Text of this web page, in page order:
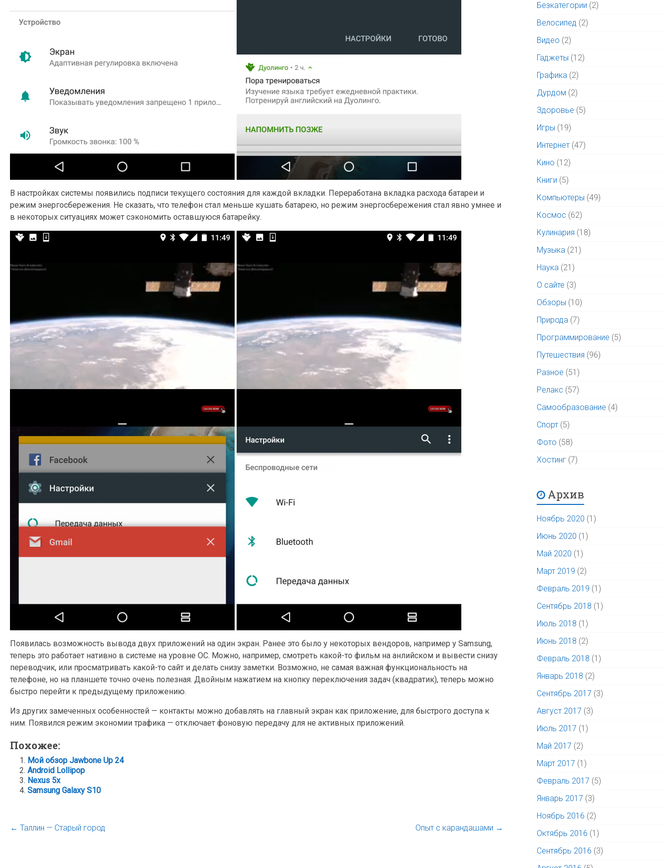
В настройках системы появились подписи текущего состояния для каждой вкладки. Переработана вкладка расхода батареи и
режим энергосбережения. Не сказать, что телефон стал меньше кушать батарею, но режим энергосбережения стал явно умнее и
в некоторых ситуациях может сэкономить оставшуюся батарейку.
Появилась возможность вывода двух приложений на один экран. Ранее это было у некоторых вендоров, например у Samsung,
теперь это работает нативно в системе на уровне ОС. Можно, например, смотреть какой-то фильм на анлийском и вывести снизу
переводчик, или просматривать какой-то сайт и делать снизу заметки. Возможно, не самая важная функциональность на
телефоне, но на планшете точно очень полезная. Двойным нажатием на кнопку переключения задач (квадратик), теперь можно
быстро перейти к предыдущему приложению.
Из других замеченных особенностей — контакты можно добавлять на главный экран как приложение, для быстрого доступа к
ним. Появился режим экономии трафика — отключает фоновую передачу для не активных приложений.
Похожее:
Мой обзор Jawbone Up 24
Android Lollipop
Nexus 5x
Samsung Galaxy S10
← Таллин — Старый город Опыт с карандашами →
Безкатегории (2)
Велосипед (2)
Видео (2)
Гаджеты (12)
Графика (2)
Дурдом (2)
Здоровье (5)
Игры (19)
Интернет (47)
Кино (12)
Книги (5)
Компьютеры (49)
Космос (62)
Кулинария (18)
Музыка (21)
Наука (21)
О сайте (3)
Обзоры (10)
Природа (7)
Программирование (5)
Путешествия (96)
Разное (51)
Релакс (57)
Самообразование (4)
Спорт (5)
Фото (58)
Хостинг (7)
Архив
Ноябрь 2020 (1)
Июнь 2020 (1)
Май 2020 (1)
Март 2019 (2)
Февраль 2019 (1)
Сентябрь 2018 (1)
Июль 2018 (1)
Июнь 2018 (2)
Февраль 2018 (1)
Январь 2018 (2)
Сентябрь 2017 (3)
Август 2017 (3)
Июль 2017 (1)
Май 2017 (2)
Март 2017 (1)
Февраль 2017 (5)
Январь 2017 (3)
Ноябрь 2016 (2)
Октябрь 2016 (1)
Сентябрь 2016 (3)